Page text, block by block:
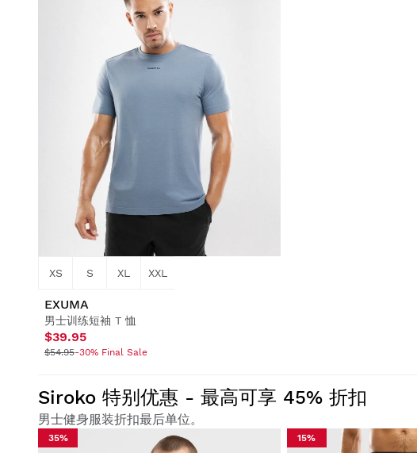
XS S XL XXL
EXUMA
男士训练短袖 T 恤
$39.95
$54.95-30% Final Sale
Siroko 特别优惠 - 最高可享 45% 折扣
男士健身服装折扣最后单位。
35% 15%